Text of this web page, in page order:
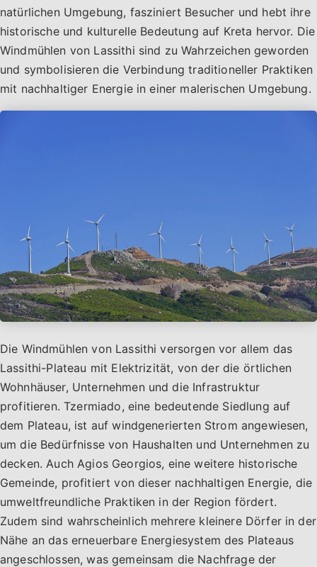
natürlichen Umgebung, fasziniert Besucher und hebt ihre
historische und kulturelle Bedeutung auf Kreta hervor. Die
Windmühlen von Lassithi sind zu Wahrzeichen geworden
und symbolisieren die Verbindung traditioneller Praktiken
mit nachhaltiger Energie in einer malerischen Umgebung.
Die Windmühlen von Lassithi versorgen vor allem das
Lassithi-Plateau mit Elektrizität, von der die örtlichen
Wohnhäuser, Unternehmen und die Infrastruktur
profitieren. Tzermiado, eine bedeutende Siedlung auf
dem Plateau, ist auf windgenerierten Strom angewiesen,
um die Bedürfnisse von Haushalten und Unternehmen zu
decken. Auch Agios Georgios, eine weitere historische
Gemeinde, profitiert von dieser nachhaltigen Energie, die
umweltfreundliche Praktiken in der Region fördert.
Zudem sind wahrscheinlich mehrere kleinere Dörfer in der
Nähe an das erneuerbare Energiesystem des Plateaus
angeschlossen, was gemeinsam die Nachfrage der